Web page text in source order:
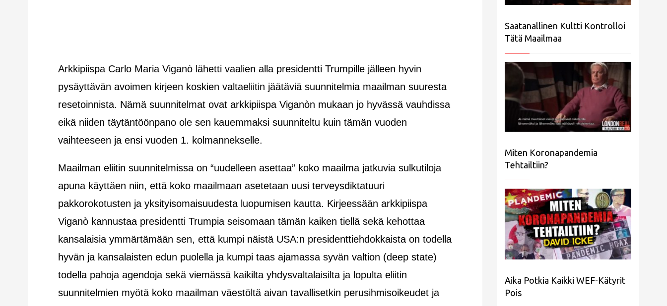
Arkkipiispa Carlo Maria Viganò lähetti vaalien alla presidentti Trumpille jälleen hyvin
pysäyttävän avoimen kirjeen koskien valtaeliitin jäätäviä suunnitelmia maailman suuresta
resetoinnista. Nämä suunnitelmat ovat arkkipiispa Viganòn mukaan jo hyvässä vauhdissa
eikä niiden täytäntöönpano ole sen kauemmaksi suunniteltu kuin tämän vuoden
vaihteeseen ja ensi vuoden 1. kolmannekselle.
Maailman eliitin suunnitelmissa on “uudelleen asettaa” koko maailma jatkuvia sulkutiloja
apuna käyttäen niin, että koko maailmaan asetetaan uusi terveysdiktatuuri
pakkorokotusten ja yksityisomaisuudesta luopumisen kautta. Kirjeessään arkkipiispa
Viganò kannustaa presidentti Trumpia seisomaan tämän kaiken tiellä sekä kehottaa
kansalaisia ymmärtämään sen, että kumpi näistä USA:n presidenttiehdokkaista on todella
hyvän ja kansalaisten edun puolella ja kumpi taas ajamassa syvän valtion (deep state)
todella pahoja agendoja sekä viemässä kaikilta yhdysvaltalaisilta ja lopulta eliitin
suunnitelmien myötä koko maailman väestöltä aivan tavallisetkin perusihmisoikeudet ja
Saatanallinen Kultti Kontrolloi
Tätä Maailmaa
Miten Koronapandemia
Tehtailtiin?
Aika Potkia Kaikki WEF-Kätyrit
Pois